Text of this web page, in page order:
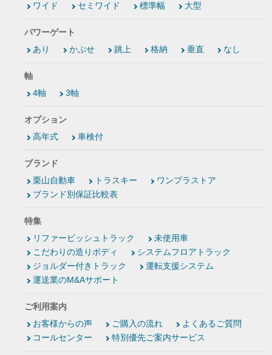
ワイド
セミワイド 標準幅 大型
パワーゲート
あり
かぶせ 跳上 格納 垂直 なし
軸
4軸
3軸
オプション
高年式
車検付
ブランド
栗山自動車
トラスキー
ワンプラストア
ブランド別保証比較表
特集
リファービッシュトラック
未使用車
こだわりの造りボディ
システムフロアトラック
ジョルダー付きトラック
運転支援システム
運送業のM&Aサポート
ご利用案内
お客様からの声
ご購入の流れ
よくあるご質問
コールセンター
特別優先ご案内サービス